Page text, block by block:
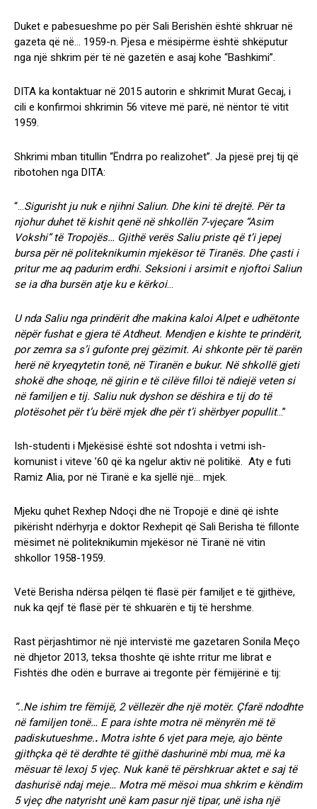
Duket e pabesueshme po për Sali Berishën është shkruar në
gazeta që në… 1959-n. Pjesa e mësipërme është shkëputur
nga një shkrim për të në gazetën e asaj kohe “Bashkimi”.
DITA ka kontaktuar në 2015 autorin e shkrimit Murat Gecaj, i
cili e konfirmoi shkrimin 56 viteve më parë, në nëntor të vitit
1959.
Shkrimi mban titullin “Ëndrra po realizohet”. Ja pjesë prej tij që
ribotohen nga DITA:
“…Sigurisht ju nuk e njihni Saliun. Dhe kini të drejtë. Për ta
njohur duhet të kishit qenë në shkollën 7-vjeçare “Asim
Vokshi” të Tropojës… Gjithë verës Saliu priste që t’i jepej
bursa për në politeknikumin mjekësor të Tiranës. Dhe çasti i
pritur me aq padurim erdhi. Seksioni i arsimit e njoftoi Saliun
se ia dha bursën atje ku e kërkoi…
U nda Saliu nga prindërit dhe makina kaloi Alpet e udhëtonte
nëpër fushat e gjera të Atdheut. Mendjen e kishte te prindërit,
por zemra sa s’i gufonte prej gëzimit. Ai shkonte për të parën
herë në kryeqytetin tonë, në Tiranën e bukur. Në shkollë gjeti
shokë dhe shoqe, në gjirin e të cilëve filloi të ndiejë veten si
në familjen e tij. Saliu nuk dyshon se dëshira e tij do të
plotësohet për t’u bërë mjek dhe për t’i shërbyer popullit…”
Ish-studenti i Mjekësisë është sot ndoshta i vetmi ish-
komunist i viteve ’60 që ka ngelur aktiv në politikë. Aty e futi
Ramiz Alia, por në Tiranë e ka sjellë një… mjek.
Mjeku quhet Rexhep Ndoçi dhe në Tropojë e dinë që ishte
pikërisht ndërhyrja e doktor Rexhepit që Sali Berisha të fillonte
mësimet në politeknikumin mjekësor në Tiranë në vitin
shkollor 1958-1959.
Vetë Berisha ndërsa pëlqen të flasë për familjet e të gjithëve,
nuk ka qejf të flasë për të shkuarën e tij të hershme.
Rast përjashtimor në një intervistë me gazetaren Sonila Meço
në dhjetor 2013, teksa thoshte që ishte rritur me librat e
Fishtës dhe odën e burrave ai tregonte për fëmijërinë e tij:
“..Ne ishim tre fëmijë, 2 vëllezër dhe një motër. Çfarë ndodhte
në familjen tonë… E para ishte motra në mënyrën më të
padiskutueshme.. Motra ishte 6 vjet para meje, ajo bënte
gjithçka që të derdhte të gjithë dashurinë mbi mua, më ka
mësuar të lexoj 5 vjeç. Nuk kanë të përshkruar aktet e saj të
dashurisë ndaj meje… Motra më mësoi mua shkrim e këndim
5 vjeç dhe natyrisht unë kam pasur një tipar, unë isha një